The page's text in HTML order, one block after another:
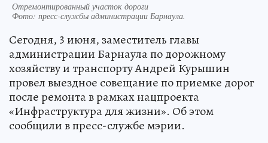
Отремонтированный участок дороги
Фото: пресс-службы администрации Барнаула.
Сегодня, 3 июня, заместитель главы
администрации Барнаула по дорожному
хозяйству и транспорту Андрей Курышин
провел выездное совещание по приемке дорог
после ремонта в рамках нацпроекта
«Инфраструктура для жизни». Об этом
сообщили в пресс-службе мэрии.